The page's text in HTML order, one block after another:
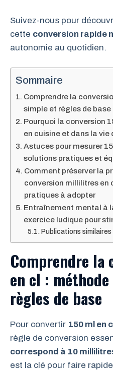
Suivez-nous pour
cette conversion rapide
autonomie au quotidien.
Sommaire
Comprendre la
simple et règles de base
Pourquoi la conversion
en cuisine et dans la vie
Astuces pour mesurer
solutions pratiques et
Comment préserver la
conversion millilitres en
pratiques à adopter
Entraînement mental à
exercice ludique pour
Publications similaires
Comprendre la
en cl :
règles de base
Pour convertir 150 ml en
règle de conversion
correspond à 10
est la clé pour faire